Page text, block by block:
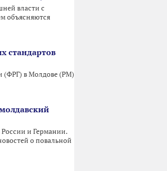
власти с
объясняются
стандартов
(ФРГ) в Молдове (РМ)
и Германии.
о повальной